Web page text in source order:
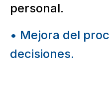
personal.
• Mejora del
decisiones.